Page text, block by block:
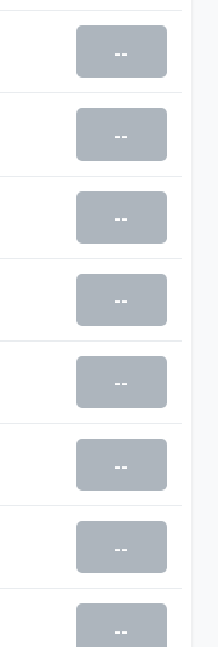
--
--
--
--
--
--
--
--